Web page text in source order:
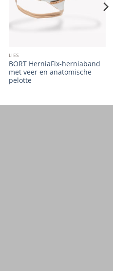
LIES
BORT HerniaFix-herniaband
met veer en anatomische
pelotte